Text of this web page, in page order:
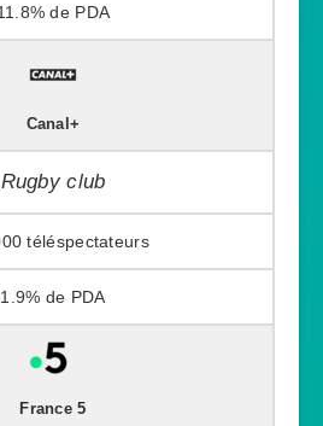
Canal+
Rugby club
1.9%
France 5